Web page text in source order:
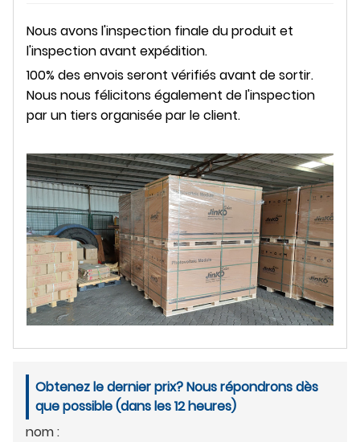
Nous avons l'inspection finale du produit et
l'inspection avant expédition.
100% des envois seront vérifiés avant de sortir.
Nous nous félicitons également de l'inspection
par un tiers organisée par le client.
Obtenez le dernier prix? Nous répondrons dès
que possible (dans les 12 heures)
nom :